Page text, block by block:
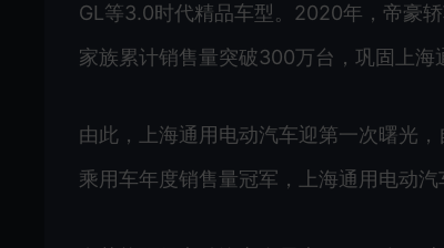
GL等3.0时代精品车型。2020年，帝豪
家族累计销售量突破300万台，巩固上海
由此，上海通用电动汽车迎第一次曙光
乘用车年度销售量冠军，上海通用电动汽